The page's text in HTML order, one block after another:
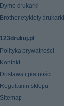
Dymo drukarki
Brother etykiety drukarki
123drukuj.pl
Polityka prywatności
Kontakt
Dostawa i płatności
Regulamin sklepu
Sitemap